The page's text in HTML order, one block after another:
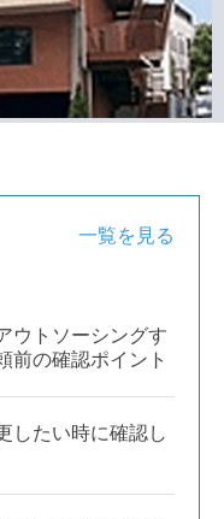
一覧を見る
ウトソーシングす
前の確認ポイント
したい時に確認し